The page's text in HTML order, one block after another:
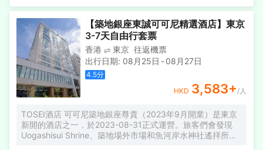
加充實，按摩室讓悠閑時光更加完美。酒店的會議廳和商務
中心提供優質服務，是眾多商旅客選擇入住這裏的原因。
【築地銀座東誠可可尼精選酒店】東京
3-7天自由行套票
香港 東京 往返機票
出行日期: 08月25日 -08月27日
4.5分
HKD 3,583+ /人
TOSEI酒店 可可尼築地銀座尊貴（2023年9月開業）是東京
新開的酒店之一，於2023-08-31正式運營。旅客們會發現
Uogashisui Shrine、築地場外市場和魚河岸水神社遙拝所距